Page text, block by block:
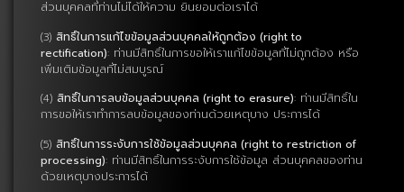
ส่วนบุคคลที่ท่านไม่ได้ให้ความ ยินยอมต่อเราได้
(3) สิทธิ์ในการแก้ไขข้อมูลส่วนบุคคลให้ถูกต้อง (right to
rectification): ท่านมีสิทธิ์ในการขอให้เราแก้ไขข้อมูลที่ไม่ถูกต้อง หรือ
เพิ่มเติมข้อมูลที่ไม่สมบูรณ์
(4) สิทธิ์ในการลบข้อมูลส่วนบุคคล (right to erasure): ท่านมีสิทธิ์ใน
การขอให้เราทำการลบข้อมูลของท่านด้วยเหตุบาง ประการได้
(5) สิทธิ์ในการระงับการใช้ข้อมูลส่วนบุคคล (right to restriction of
processing): ท่านมีสิทธิ์ในการระงับการใช้ข้อมูล ส่วนบุคคลของท่าน
ด้วยเหตุบางประการได้